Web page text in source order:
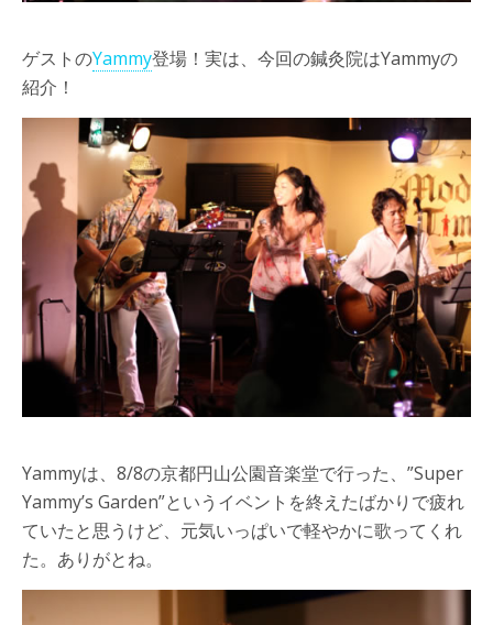
ゲストのYammy登場！実は、今回の鍼灸院はYammyの
紹介！
Yammyは、8/8の京都円山公園音楽堂で行った、”Super
Yammy’s Garden”というイベントを終えたばかりで疲れ
ていたと思うけど、元気いっぱいで軽やかに歌ってくれ
た。ありがとね。